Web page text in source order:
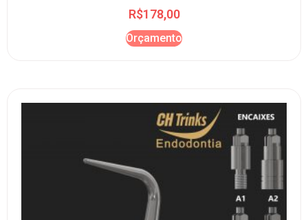
R$178,00
Orçamento